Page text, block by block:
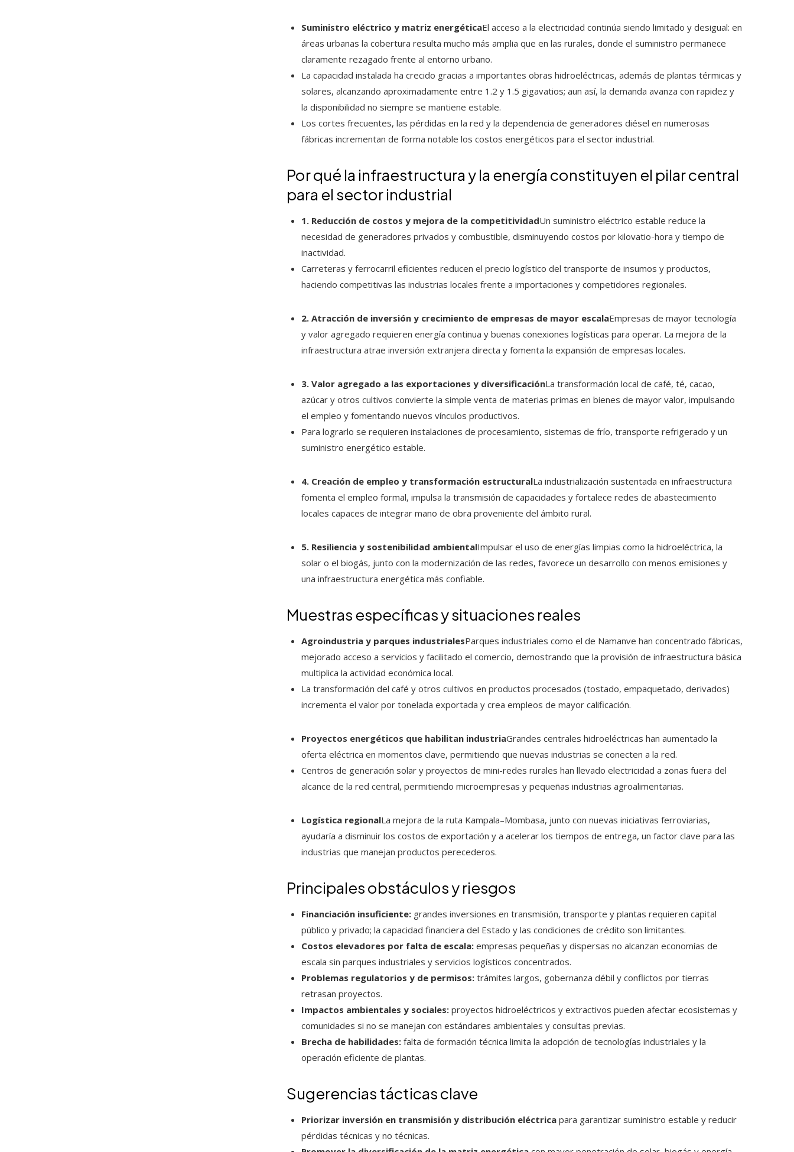
Suministro eléctrico y matriz energéticaEl acceso a la electricidad continúa siendo limitado y desigual: en
áreas urbanas la cobertura resulta mucho más amplia que en las rurales, donde el suministro permanece
claramente rezagado frente al entorno urbano.
La capacidad instalada ha crecido gracias a importantes obras hidroeléctricas, además de plantas térmicas y
solares, alcanzando aproximadamente entre 1.2 y 1.5 gigavatios; aun así, la demanda avanza con rapidez y
la disponibilidad no siempre se mantiene estable.
Los cortes frecuentes, las pérdidas en la red y la dependencia de generadores diésel en numerosas
fábricas incrementan de forma notable los costos energéticos para el sector industrial.
Por qué la infraestructura y la energía constituyen el pilar central
para el sector industrial
1. Reducción de costos y mejora de la competitividadUn suministro eléctrico estable reduce la
necesidad de generadores privados y combustible, disminuyendo costos por kilovatio-hora y tiempo de
inactividad.
Carreteras y ferrocarril eficientes reducen el precio logístico del transporte de insumos y productos,
haciendo competitivas las industrias locales frente a importaciones y competidores regionales.
2. Atracción de inversión y crecimiento de empresas de mayor escalaEmpresas de mayor tecnología
y valor agregado requieren energía continua y buenas conexiones logísticas para operar. La mejora de la
infraestructura atrae inversión extranjera directa y fomenta la expansión de empresas locales.
3. Valor agregado a las exportaciones y diversificaciónLa transformación local de café, té, cacao,
azúcar y otros cultivos convierte la simple venta de materias primas en bienes de mayor valor, impulsando
el empleo y fomentando nuevos vínculos productivos.
Para lograrlo se requieren instalaciones de procesamiento, sistemas de frío, transporte refrigerado y un
suministro energético estable.
4. Creación de empleo y transformación estructuralLa industrialización sustentada en infraestructura
fomenta el empleo formal, impulsa la transmisión de capacidades y fortalece redes de abastecimiento
locales capaces de integrar mano de obra proveniente del ámbito rural.
5. Resiliencia y sostenibilidad ambientalImpulsar el uso de energías limpias como la hidroeléctrica, la
solar o el biogás, junto con la modernización de las redes, favorece un desarrollo con menos emisiones y
una infraestructura energética más confiable.
Muestras específicas y situaciones reales
Agroindustria y parques industrialesParques industriales como el de Namanve han concentrado fábricas,
mejorado acceso a servicios y facilitado el comercio, demostrando que la provisión de infraestructura básica
multiplica la actividad económica local.
La transformación del café y otros cultivos en productos procesados (tostado, empaquetado, derivados)
incrementa el valor por tonelada exportada y crea empleos de mayor calificación.
Proyectos energéticos que habilitan industriaGrandes centrales hidroeléctricas han aumentado la
oferta eléctrica en momentos clave, permitiendo que nuevas industrias se conecten a la red.
Centros de generación solar y proyectos de mini-redes rurales han llevado electricidad a zonas fuera del
alcance de la red central, permitiendo microempresas y pequeñas industrias agroalimentarias.
Logística regionalLa mejora de la ruta Kampala–Mombasa, junto con nuevas iniciativas ferroviarias,
ayudaría a disminuir los costos de exportación y a acelerar los tiempos de entrega, un factor clave para las
industrias que manejan productos perecederos.
Principales obstáculos y riesgos
Financiación insuficiente:grandes inversiones en transmisión, transporte y plantas requieren capital
público y privado; la capacidad financiera del Estado y las condiciones de crédito son limitantes.
Costos elevadores por falta de escala:empresas pequeñas y dispersas no alcanzan economías de
escala sin parques industriales y servicios logísticos concentrados.
Problemas regulatorios y de permisos:trámites largos, gobernanza débil y conflictos por tierras
retrasan proyectos.
Impactos ambientales y sociales:proyectos hidroeléctricos y extractivos pueden afectar ecosistemas y
comunidades si no se manejan con estándares ambientales y consultas previas.
Brecha de habilidades:falta de formación técnica limita la adopción de tecnologías industriales y la
operación eficiente de plantas.
Sugerencias tácticas clave
Priorizar inversión en transmisión y distribución eléctricapara garantizar suministro estable y reducir
pérdidas técnicas y no técnicas.